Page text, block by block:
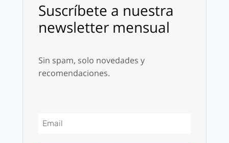
Suscríbete a nuestra
newsletter mensual
Sin spam, solo novedades y
recomendaciones.